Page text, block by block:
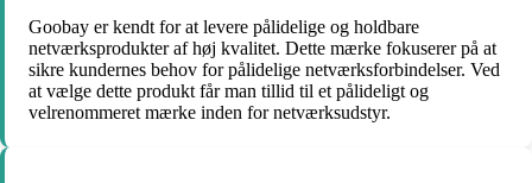
Goobay er kendt for at levere pålidelige og holdbare
netværksprodukter af høj kvalitet. Dette mærke fokuserer på at
sikre kundernes behov for pålidelige netværksforbindelser. Ved
at vælge dette produkt får man tillid til et pålideligt og
velrenommeret mærke inden for netværksudstyr.